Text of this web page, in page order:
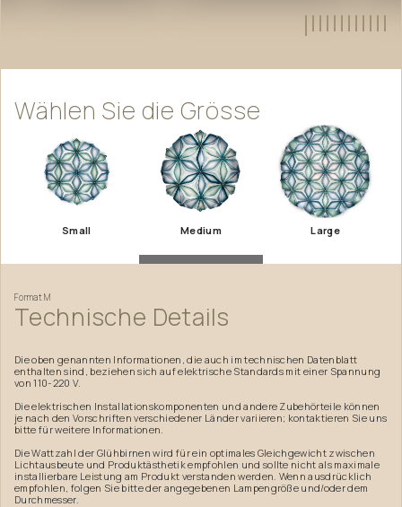
Wählen Sie die Grösse
Small Medium Large
FormatM
Technische Details
Die oben genannten Informationen, die auch im technischen Datenblatt
enthalten sind, beziehen sich auf elektrische Standards mit einer Spannung
von 110-220 V.
Die elektrischen Installationskomponenten und andere Zubehörteile können
je nach den Vorschriften verschiedener Länder variieren; kontaktieren Sie uns
bitte für weitere Informationen.
Die Wattzahl der Glühbirnen wird für ein optimales Gleichgewicht zwischen
Lichtausbeute und Produktästhetik empfohlen und sollte nicht als maximale
installierbare Leistung am Produkt verstanden werden. Wenn ausdrücklich
empfohlen, folgen Sie bitte der angegebenen Lampengröße und/oder dem
Durchmesser.